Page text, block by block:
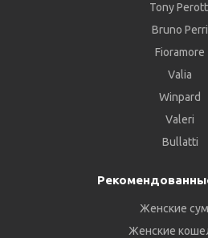
Tony
Bruno Perri
Fioramore
Valia
Winpard
Valeri
Bullatti
Женские
Женские